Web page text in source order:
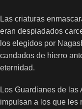
Las criaturas
eran despiadados
los elegidos por
candados de hierro
eternidad.
Los Guardianes de
impulsan a los que les